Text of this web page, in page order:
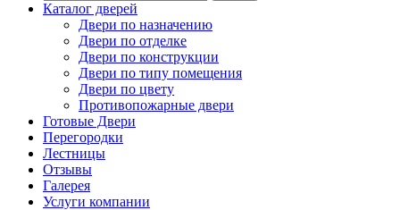
Каталог дверей
Двери по назначению
Двери по отделке
Двери по конструкции
Двери по типу помещения
Двери по цвету
Противопожарные двери
Готовые Двери
Перегородки
Лестницы
Отзывы
Галерея
Услуги компании